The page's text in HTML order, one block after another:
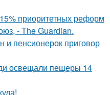
приоритетных реформ
- The Guardian.
пенсионерок приговор
освещали пещеры 14